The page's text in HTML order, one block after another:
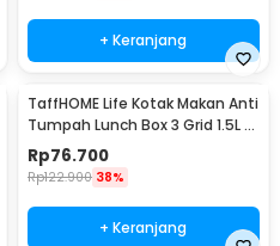
+ Keranjang
TaffHOME Life Kotak Makan Anti
Tumpah Lunch Box 3 Grid 1.5L -
CPL050
Rp76.700
Rp122.900 38%
+ Keranjang